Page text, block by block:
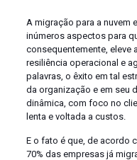
A migração para a nuvem
inúmeros aspectos para
consequentemente, eleve
resiliência operacional e
palavras, o êxito em tal
da organização e em seu
dinâmica, com foco no
lenta e voltada a custos.
E o fato é que, de acordo
70% das empresas já